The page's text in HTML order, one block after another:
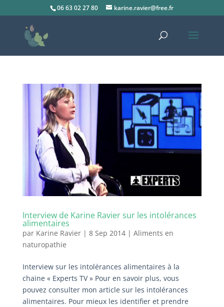
06 63 02 27 80 karine.ravier@free.fr
Interview de Karine Ravier sur les intolérances
alimentaires
par Karine Ravier| 8 Sep 2014| Aliments en
naturopathie
Interview sur les intolérances alimentaires à la
chaine « Experts TV » Pour en savoir plus, vous
pouvez consulter mon article sur les intolérances
alimentaires. Pour mieux les identifier et prendre